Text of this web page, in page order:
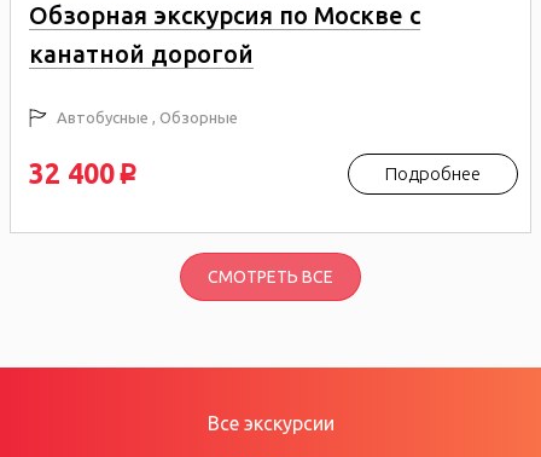
Обзорная экскурсия по Москве с
канатной дорогой
Автобусные , Обзорные
32 400 p Подробнее
СМОТРЕТЬ ВСЕ
Все экскурсии